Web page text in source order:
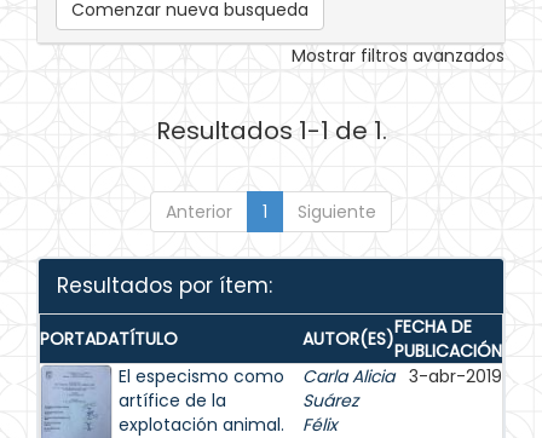
Comenzar nueva busqueda
Mostrar filtros avanzados
Resultados 1-1 de 1.
Anterior 1 Siguiente
Resultados por ítem:
PORTADATÍTULO AUTOR(ES)FECHA DE
PUBLICACIÓN
El especismo como
artífice de la
explotación animal.
Carla Alicia
Suárez
Félix
3-abr-2019